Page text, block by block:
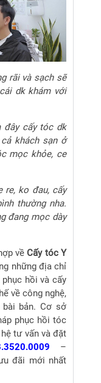
rãi và sạch sẽ
dk khám với
đây cấy tóc dk
khách sạn ở
mọc khỏe, ce
re, ko đau, cấy
thường nha.
đang mọc dày
về Cấy tóc Y
những địa chỉ
hồi và cấy
về công nghệ,
bản. Cơ sở
phục hồi tóc
tư vấn và đặt
–
đãi mới nhất